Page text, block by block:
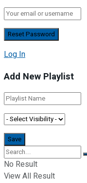
Log In
Add New Playlist
No Result
View All Result